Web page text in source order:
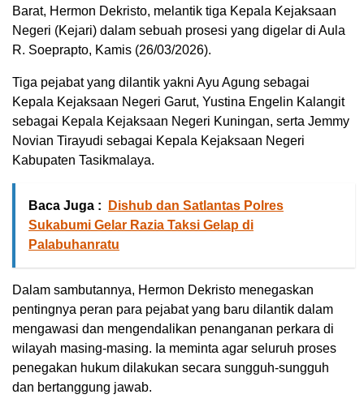
Barat, Hermon Dekristo, melantik tiga Kepala Kejaksaan
Negeri (Kejari) dalam sebuah prosesi yang digelar di Aula
R. Soeprapto, Kamis (26/03/2026).
Tiga pejabat yang dilantik yakni Ayu Agung sebagai
Kepala Kejaksaan Negeri Garut, Yustina Engelin Kalangit
sebagai Kepala Kejaksaan Negeri Kuningan, serta Jemmy
Novian Tirayudi sebagai Kepala Kejaksaan Negeri
Kabupaten Tasikmalaya.
Baca Juga :
Dishub dan Satlantas Polres
Sukabumi Gelar Razia Taksi Gelap di
Palabuhanratu
Dalam sambutannya, Hermon Dekristo menegaskan
pentingnya peran para pejabat yang baru dilantik dalam
mengawasi dan mengendalikan penanganan perkara di
wilayah masing-masing. Ia meminta agar seluruh proses
penegakan hukum dilakukan secara sungguh-sungguh
dan bertanggung jawab.